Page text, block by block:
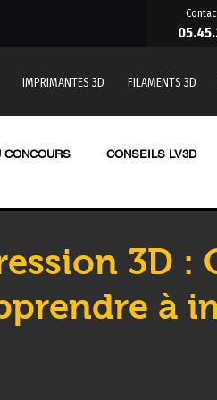
IMPRIMANTES 3D FILAMENTS 3D
CONCOURS CONSEILS LV3D
SCANNER 3D OUTILLAGE
3D :
à